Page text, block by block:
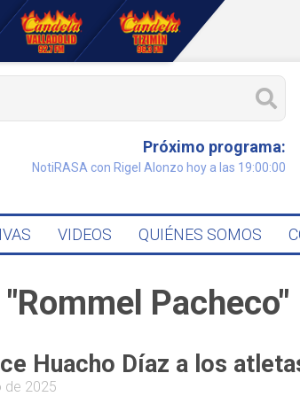
Próximo programa:
NotiRASA con Rigel Alonzo hoy a las 19:00:00
VIDEOS QUIÉNES SOMOS
"Rommel Pacheco"
Huacho Díaz a los
de 2025